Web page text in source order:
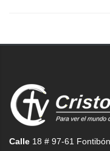
Calle 18 # 97-61 Fontibón